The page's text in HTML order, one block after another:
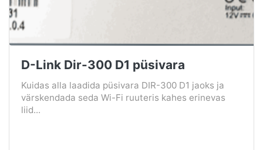
D-Link Dir-300 D1 püsivara
Kuidas alla laadida püsivara DIR-300 D1 jaoks ja
värskendada seda Wi-Fi ruuteris kahes erinevas
liid...